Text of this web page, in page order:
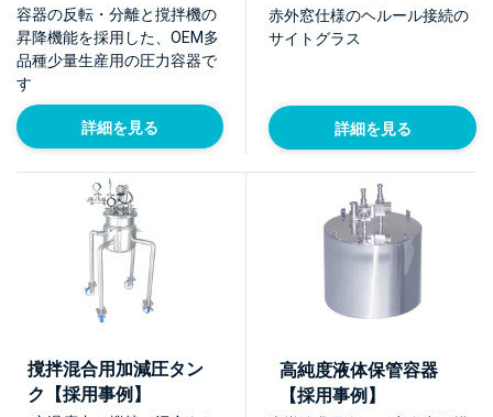
【採用事例】
容器の反転・分離と撹拌機の
昇降機能を採用した、OEM多
品種少量生産用の圧力容器で
す
詳細を見る
赤外窓仕様のヘルール接続の
サイトグラス
詳細を見る
撹拌混合用加減圧タン
ク【採用事例】
高純度液体保管容器
【採用事例】